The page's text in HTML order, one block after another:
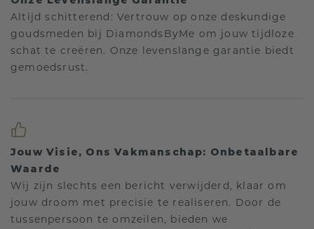
Altijd schitterend: Vertrouw op onze deskundige
goudsmeden bij DiamondsByMe om jouw tijdloze
schat te creëren. Onze levenslange garantie biedt
gemoedsrust.
Jouw Visie, Ons Vakmanschap: Onbetaalbare
Waarde
Wij zijn slechts een bericht verwijderd, klaar om
jouw droom met precisie te realiseren. Door de
tussenpersoon te omzeilen, bieden we